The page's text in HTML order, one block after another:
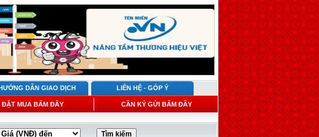
DẪN GIAO DỊCH LIÊN HỆ - GÓP Ý
ĐẶT MUA BẤM ĐÂY CẦN KÝ GỬI BẤM ĐÂY